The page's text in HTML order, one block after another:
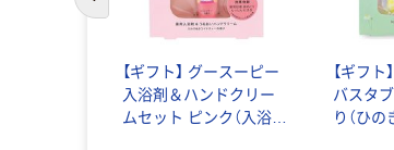
【ギフト】 グースーピー
入浴剤＆ハンドクリー
ムセット ピンク（入浴剤
【ギフ
バスタ
り（ひの
前のスライドへ